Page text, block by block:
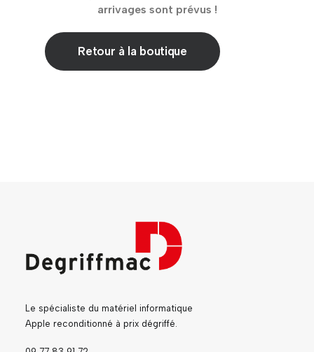
arrivages sont prévus !
Retour à la boutique
Le spécialiste du matériel informatique
Apple reconditionné à prix dégriffé.